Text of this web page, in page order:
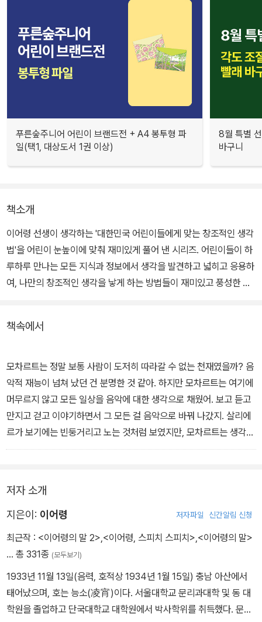
푸른숲주니어 어린이 브랜드전 + A4 봉투형 파
일(택1, 대상도서 1권 이상)
8월 특별
바구니
책소개
이어령 선생이 생각하는 '대한민국 어린이들에게 맞는 창조적인 생각
법'을 어린이 눈높이에 맞춰 재미있게 풀어 낸 시리즈. 어린이들이 하
루하루 만나는 모든 지식과 정보에서 생각을 발견하고 넓히고 응용하
여, 나만의 창조적인 생각을 낳게 하는 방법들이 재미있고 풍성한 이
생각을 생각하기, 원리로 생각하기, 발명으로 생각하기, 한국말로 생
용 방법까지 10권에 나누어 담았다. 옛이야기에서부터 신화, 역사, 인
물, 예술과 과학을 넘나드는 이야기를 따라가며 상상력을 펼칠 수 있
다.
또한 매 권마다 부록으로 '테마별 생각 사전'을 두어 이 책을 읽은 어
린이들이 책의 내용을 응용하여 '내 것'으로 만들어 나갈 수 있게 했
책속에서
모차르트는 정말 보통 사람이 도저히 따라갈 수 없는 천재였을까? 음
악적 재능이 넘쳐 났던 건 분명한 것 같아. 하지만 모차르트는 여기에
머무르지 않고 모든 일상을 음악에 대한 생각으로 채웠어. 보고 듣고
만지고 걷고 이야기하면서 그 모든 걸 음악으로 바꿔 나갔지. 살리에
르가 보기에는 빈둥거리고 노는 것처럼 보였지만, 모차르트는 생각의
힘을 키우는 방법을 달리 했던 것뿐이야. - 1권 본문 중에서
를 키우고, 새끼를 낳을 수 있겠지. 그럼, 생각의 집은 무엇으로 지을
까? 바로 ‘말’이야. 새가 둥지에 알을 낳아 품고, 짐승이 어두운 굴에
서 잠을 자고, 벌레가 풀숲에서 울듯이 생각은 ‘말’이라는 집 속에서
알을 낳아 품고, 잠을 자고, 예쁜 소리로 울지. 말은 우리 생각이 살고
있는 집이야. - 4권 본문 중에서
저자 소개
지은이: 이어령 저자파일 신간알림 신청
최근작 : <이어령의 말 2> <이어령, 스피치 스피치> <이어령의 말>
… 총 331종 (모두보기)
1933년 11월 13일(음력, 호적상 1934년 1월 15일) 충남 아산에서
태어났으며, 호는 능소(凌宵)이다. 서울대학교 문리과대학 및 동 대
학원을 졸업하고 단국대학교 대학원에서 박사학위를 취득했다. 문학